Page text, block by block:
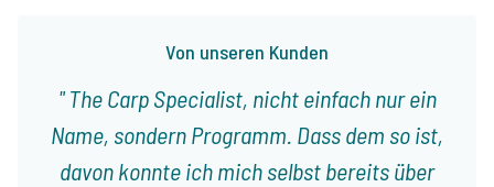
Von unseren Kunden
The Carp Specialist, nicht einfach nur ein
Name, sondern Programm. Dass dem so ist,
davon konnte ich mich selbst bereits über